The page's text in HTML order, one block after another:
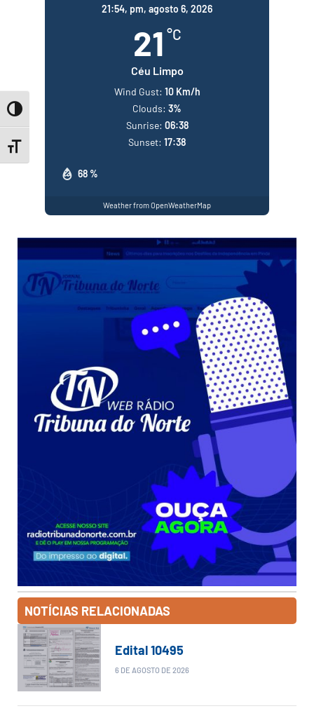
Toggle High Contrast
Toggle Font size
21:54, pm, agosto 6, 2026
21 °C
Céu Limpo
68 %
Wind Gust: 10 Km/h
Clouds: 3%
Sunrise: 06:38
Sunset: 17:38
Weather from OpenWeatherMap
NOTÍCIAS RELACIONADAS
Edital 10495
6 DE AGOSTO DE 2026